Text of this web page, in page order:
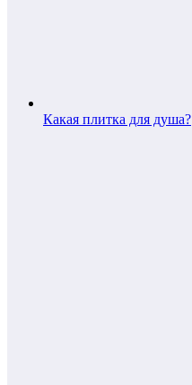
Какая плитка для душа?